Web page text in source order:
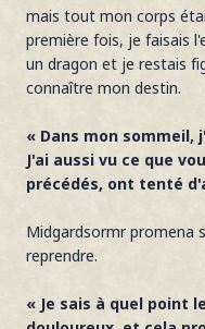
mais tout mon corps
première fois, je faisais
un dragon et je restais
connaître mon destin.
« Dans mon sommeil,
J'ai aussi vu ce que
précédés, ont tenté
Midgardsormr promena
reprendre.
« Je sais à quel point